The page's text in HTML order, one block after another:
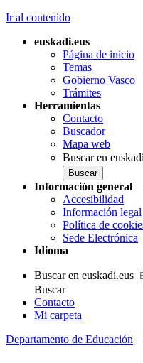
Ir al contenido
euskadi.eus
Página de inicio
Temas
Gobierno Vasco
Trámites
Herramientas
Contacto
Buscador
Mapa web
Buscar en
Información general
Accesibilidad
Información legal
Política de
Sede Electrónica
Idioma
Buscar en euskadi.eus
Buscar
Contacto
Mi carpeta
Departamento de Educación